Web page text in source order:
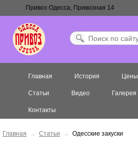
Привоз Одесса, Привозная 14
Главная История Цены
Статьи Видео Галерея
Контакты
Главная → Статьи → Одесские закуски